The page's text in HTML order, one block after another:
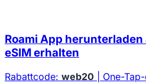
Roami App
eSIM erhalten
Rabattcode: web20 | One-